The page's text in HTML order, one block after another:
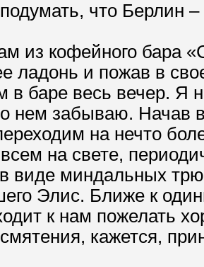
что Берлин
из кофейного бара
ладонь и пожав в
баре весь вечер. Я
нем забываю. Начав
на нечто
на свете,
виде миндальных
Элис. Ближе к
к нам пожелать
смятения, кажется,